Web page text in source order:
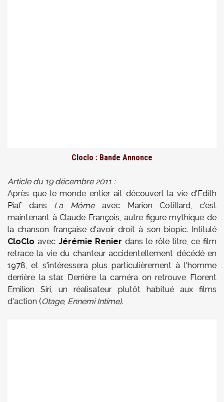
Cloclo : Bande Annonce
Article du 19 décembre 2011 :
Après que le monde entier ait découvert la vie d'Edith
Piaf dans La Môme avec Marion Cotillard, c'est
maintenant à Claude François, autre figure mythique de
la chanson française d'avoir droit à son biopic. Intitulé
CloClo avec Jérémie Renier dans le rôle titre, ce film
retrace la vie du chanteur accidentellement décédé en
1978, et s'intéressera plus particulièrement à l'homme
derrière la star. Derrière la caméra on retrouve Florent
Emilion Siri, un réalisateur plutôt habitué aux films
d'action (Otage, Ennemi Intime).